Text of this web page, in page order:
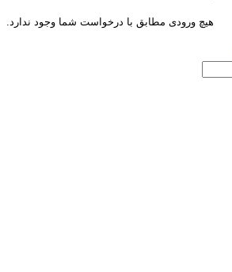
هیچ ورودی مطابق با درخواست شما وجود ندارد.